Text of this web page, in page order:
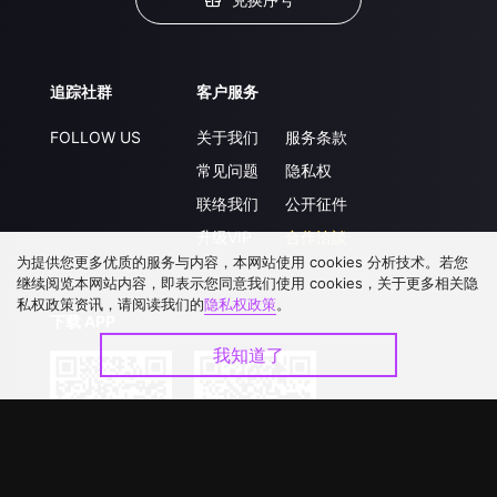
追踪社群
FOLLOW US
客户服务
关于我们
常见问题
联络我们
升级VIP
服务条款
隐私权
公开征件
合作洽談
为提供您更多优质的服务与内容，本网站使用 cookies 分析技术。若您
继续阅览本网站内容，即表示您同意我们使用 cookies，关于更多相关隐
私权政策资讯，请阅读我们的隐私权政策。
我知道了